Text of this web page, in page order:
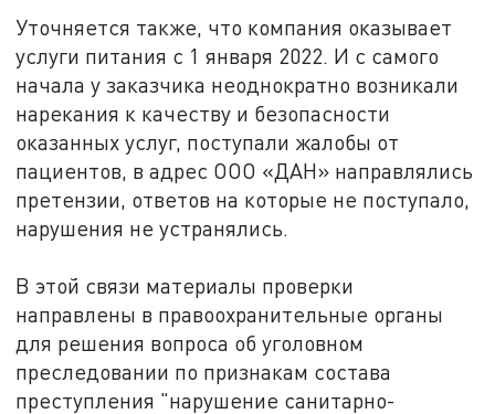
Уточняется также, что компания оказывает
услуги питания с 1 января 2022. И с самого
начала у заказчика неоднократно возникали
нарекания к качеству и безопасности
оказанных услуг, поступали жалобы от
пациентов, в адрес ООО «ДАН» направлялись
претензии, ответов на которые не поступало,
нарушения не устранялись.
В этой связи материалы проверки
направлены в правоохранительные органы
для решения вопроса об уголовном
преследовании по признакам состава
преступления "нарушение санитарно-